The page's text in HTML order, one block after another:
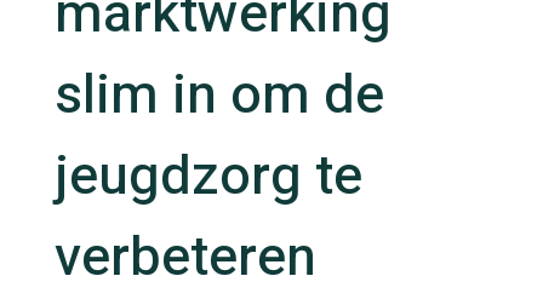
slim in om de
jeugdzorg te
verbeteren